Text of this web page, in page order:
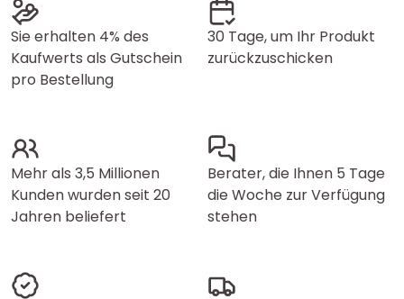
Sie erhalten 4% des
Kaufwerts als Gutschein
pro Bestellung
30 Tage, um Ihr Produkt
zurückzuschicken
Mehr als 3,5 Millionen
Kunden wurden seit 20
Jahren beliefert
Berater, die Ihnen 5 Tage
die Woche zur Verfügung
stehen